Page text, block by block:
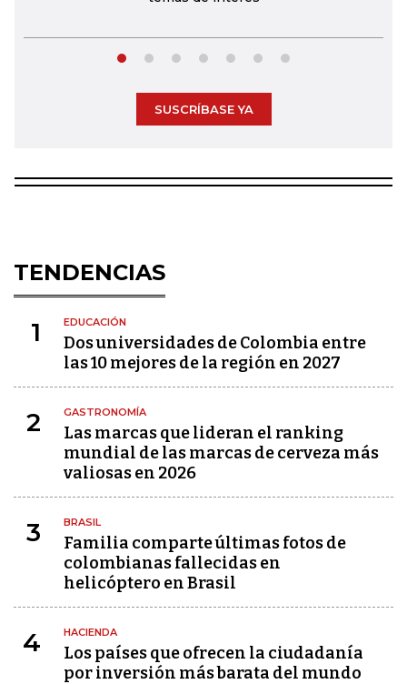
SUSCRÍBASE YA
TENDENCIAS
1 EDUCACIÓN
Dos universidades de Colombia entre
las 10 mejores de la región en 2027
2 GASTRONOMÍA
Las marcas que lideran el ranking
mundial de las marcas de cerveza más
valiosas en 2026
3 BRASIL
Familia comparte últimas fotos de
colombianas fallecidas en
helicóptero en Brasil
4 HACIENDA
Los países que ofrecen la ciudadanía
por inversión más barata del mundo